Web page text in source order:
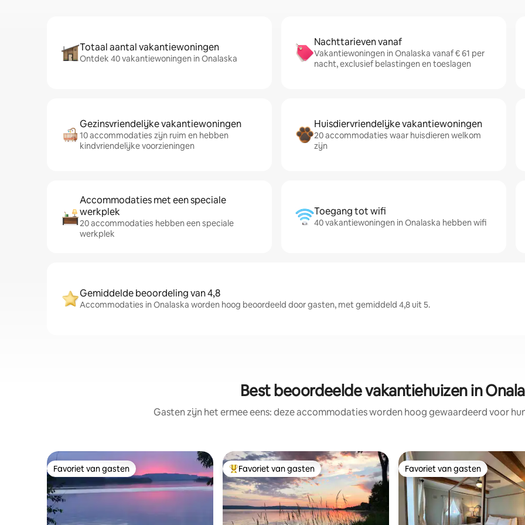
Totaal aantal vakantiewoningen
Ontdek 40 vakantiewoningen in Onalaska
Nachttarieven vanaf
Vakantiewoningen in Onalaska vanaf € 61 per
nacht, exclusief belastingen en toeslagen
Gezinsvriendelijke vakantiewoningen
10 accommodaties zijn ruim en hebben
kindvriendelijke voorzieningen
Huisdiervriendelijke vakantiewoningen
20 accommodaties waar huisdieren welkom
zijn
Accommodaties met een speciale
werkplek
20 accommodaties hebben een speciale
werkplek
Toegang tot wifi
40 vakantiewoningen in Onalaska hebben wifi
Gemiddelde beoordeling van 4,8
Accommodaties in Onalaska worden hoog beoordeeld door gasten, met gemiddeld 4,8 uit 5.
Best beoordeelde vakantiehuizen in
Gasten zijn het ermee eens: deze accommodaties worden hoog gewaardeerd voor
Favoriet van gasten
Favoriet van gasten Topfavoriet van gasten
Favoriet van gasten Favoriet van gasten
Favoriet van gasten